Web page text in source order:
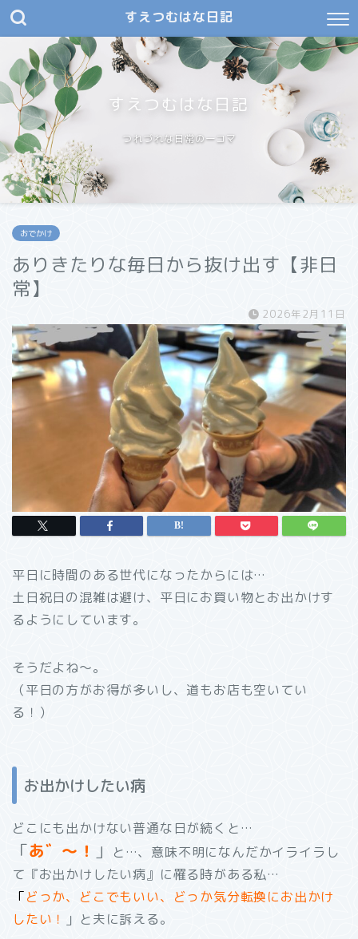
すえつむはな日記
すえつむはな日記
つれづれな日常の一コマ
おでかけ
ありきたりな毎日から抜け出す【非日
常】
2026年2月11日
平日に時間のある世代になったからには…
土日祝日の混雑は避け、平日にお買い物とお出かけす
るようにしています。
そうだよね～。
（平日の方がお得が多いし、道もお店も空いてい
る！）
お出かけしたい病
どこにも出かけない普通な日が続くと…
「あ゛～！ 」 と…、意味不明になんだかイライラし
て 『お出かけしたい病』に罹る時がある私…
「どっか、どこでもいい、どっか気分転換にお出かけ
したい！
」と夫に訴える。